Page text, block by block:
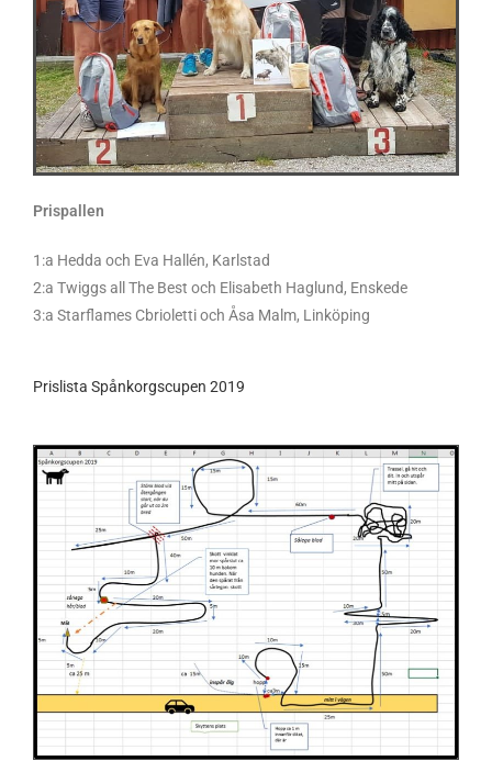
Prispallen
1:a Hedda och Eva Hallén, Karlstad
2:a Twiggs all The Best och Elisabeth Haglund, Enskede
3:a Starflames Cbrioletti och Åsa Malm, Linköping
Prislista Spånkorgscupen 2019